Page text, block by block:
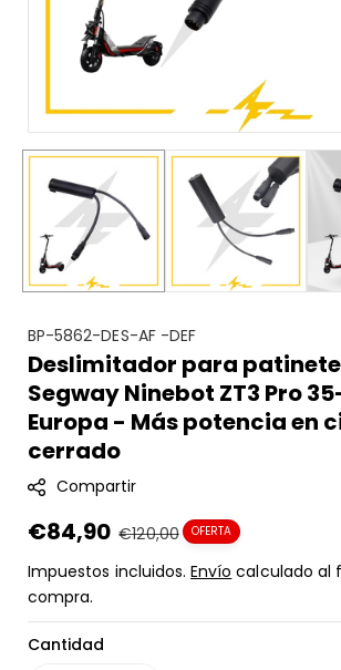
S
K
U
:
BP-5862-DES-AF -DEF
Deslimitador para
Segway Ninebot ZT3 Pro
Europa - Más potencia en
cerrado
Compartir
Precio
en
oferta
€84,90 Precio
regular
€120,00 OFERTA
Impuestos incluidos.Envío calculado al
compra.
Cantidad